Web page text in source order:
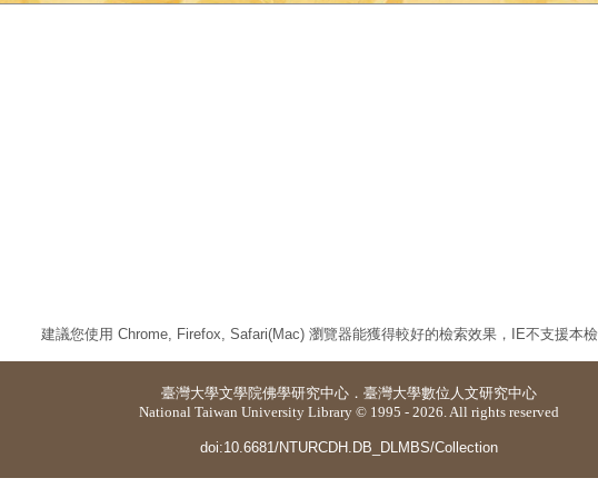
建議您使用 Chrome, Firefox, Safari(Mac) 瀏覽器能獲得較好的檢索效果，IE不支援本檢
臺灣大學文學院佛學研究中心 ． 臺灣大學數位人文研究中心
National Taiwan University Library © 1995 - 2026. All rights reserved
doi:10.6681/NTURCDH.DB_DLMBS/Collection